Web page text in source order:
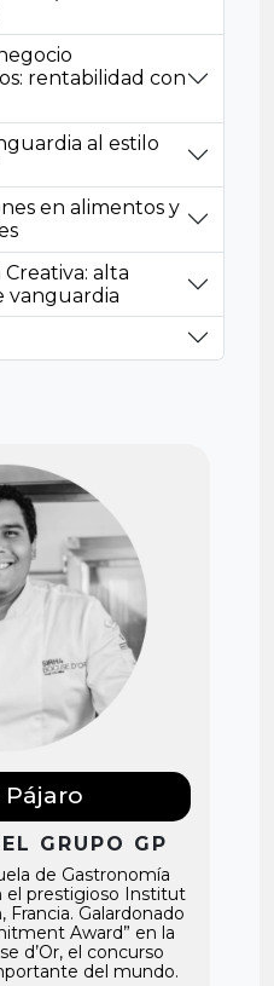
rentabilidad con
al estilo
en alimentos y
alta
vanguardia
Pájaro
GRUPO GP
de Gastronomía
el prestigioso Institut
Galardonado
Award” en la
d’Or, el concurso
del mundo.